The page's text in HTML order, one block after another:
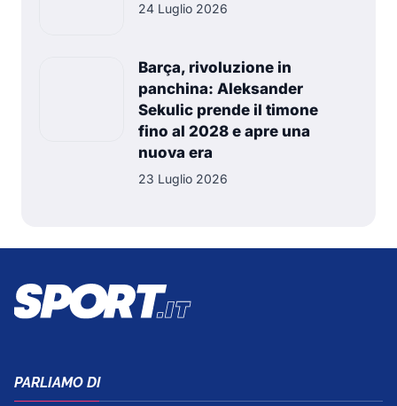
24 Luglio 2026
Barça, rivoluzione in
panchina: Aleksander
Sekulic prende il timone
fino al 2028 e apre una
nuova era
23 Luglio 2026
PARLIAMO DI